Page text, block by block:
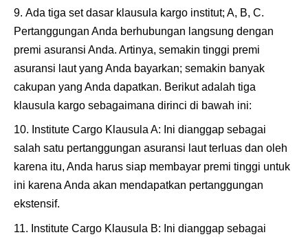
Ada tiga set dasar klausula kargo institut; A, B, C.
Pertanggungan Anda berhubungan langsung dengan
premi asuransi Anda. Artinya, semakin tinggi premi
asuransi laut yang Anda bayarkan; semakin banyak
cakupan yang Anda dapatkan. Berikut adalah tiga
klausula kargo sebagaimana dirinci di bawah ini:
Institute Cargo Klausula A: Ini dianggap sebagai
salah satu pertanggungan asuransi laut terluas dan oleh
karena itu, Anda harus siap membayar premi tinggi untuk
ini karena Anda akan mendapatkan pertanggungan
ekstensif.
Institute Cargo Klausula B: Ini dianggap sebagai